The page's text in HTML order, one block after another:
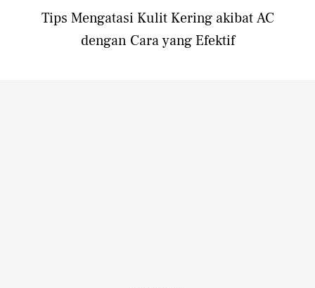
Tips Mengatasi Kulit Kering akibat AC
dengan Cara yang Efektif